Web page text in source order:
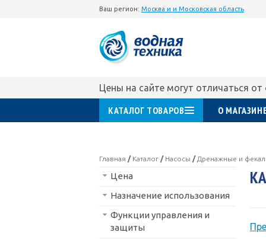
Ваш регион: Москва и и Московская область
Цены на сайте могут отличаться
КАТАЛОГ ТОВАРОВ О
Главная / Каталог / Насосы / Дренажные и
Цена
Назначение использования
Функции управления и
защиты